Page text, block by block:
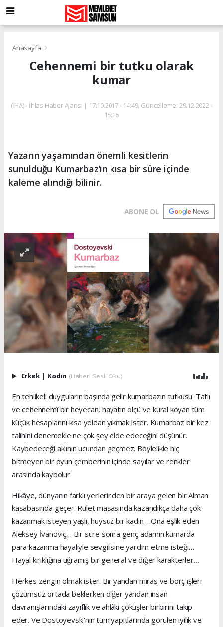
Anasayfa
Cehennemi bir tutku olarak
kumar
(İHA) - İhlas Haber Ajansı | 17.10.2017 - 14:49, Güncelleme: 29.12.2022 -
15:16
Yazarın yaşamından önemli kesitlerin
sunulduğu Kumarbaz’ın kısa bir süre içinde
kaleme alındığı bilinir.
ABONE OL
Erkek | Kadın (Haberi Sesli Oku)
En tehlikeli duyguların başında gelir kumarbazın tutkusu. Tatlı
ve cehennemî bir heyecan, hayatın ölçü ve kural koyan tüm
küçük hesaplarını kısa yoldan yıkmak ister. Kumarbaz bir kez
talihini denemekle ne çok şey elde edeceğini düşünür.
Kaybedeceği aklının ucundan geçmez. Böylelikle hiç
bitmeyen bir oyun çemberinin içinde sayılar ve renkler
arasında kaybolur.
Hikâye, dünyanın farklı yerlerinden bir araya gelen bir Alman
kasabasında geçer. Rulet masasında kazandıkça daha çok
kazanmak isteyen yaşlı, huysuz bir kadın… Ona eşlik eden
Aleksey İvanoviç… Bir süre sonra genç adamın kumarda
para kazanma hayaliyle sevgilisine yardım etme isteği…
Hayal kırıklığına uğramış bir general ve diğer karakterler…
Herkes zengin olmak ister. Bir yandan miras ve borç işleri
çözümsüz ortada beklerken diğer yandan insan
davranışlarındaki zayıflık ve ahlâki çöküşler birbirini takip
eder. Ve Dostoyevski'nin tüm yapıtlarında görülen iyilik ve